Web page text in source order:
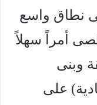
نطاق واسع
أمراً سهلاً
وبنى
على